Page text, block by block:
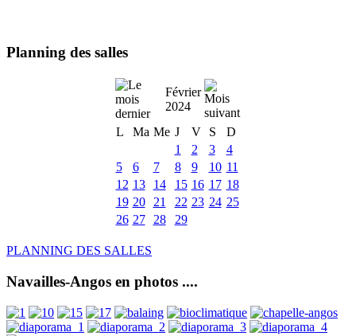
Planning des salles
Février
2024
L
Ma Me J V S
D
1
2 3
4
5
6 7 8 9 10 11
12 13 14 15 16 17 18
19 20 21 22 23 24 25
26 27 28 29
PLANNING DES SALLES
Navailles-Angos en photos ....